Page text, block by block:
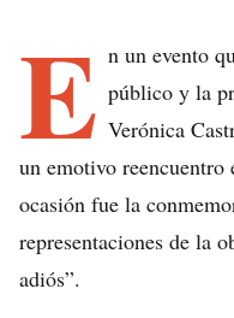
E n un evento
público y la
Verónica
un emotivo
ocasión fue la
representaciones de la
adiós”.